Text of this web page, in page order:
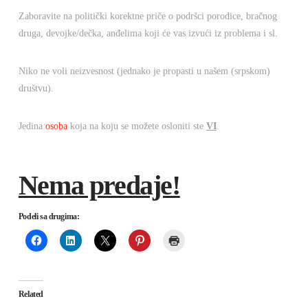
Zaboravite na politički korektne priče o podršci porodice, bračnog
druga, devojke/dečka, anđelima koji će vas izvući iz problema i sl.
Niko ne voli neizvesnost (jednako je propasti u našem (srpskom)
društvu).
Jedina osobakoja na koju se možete osloniti ste VI.
Nema predaje!
Podeli sa drugima:
Related